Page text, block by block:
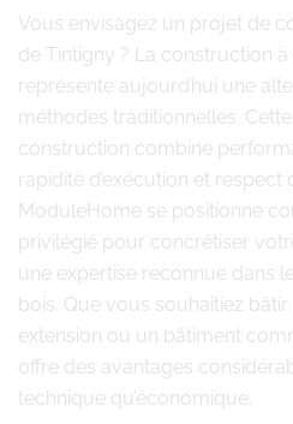
Vous envisagez un projet de
de Tintigny ? La construction
représente aujourd’hui une
méthodes traditionnelles.
construction combine
rapidité d’exécution et respect
ModuleHome se positionne
privilégié pour concrétiser
une expertise reconnue dans
bois. Que vous souhaitiez
extension ou un bâtiment
offre des avantages
technique qu’économique.